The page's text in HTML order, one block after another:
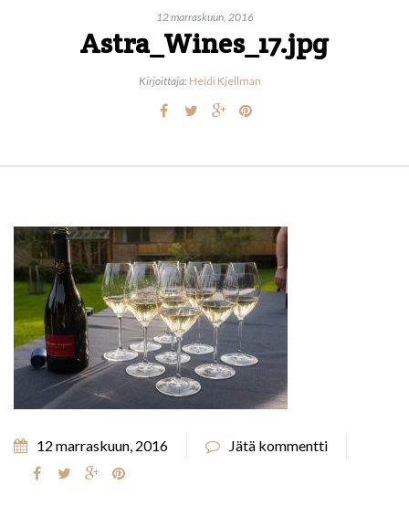
12 marraskuun, 2016
Astra_Wines_17.jpg
Kirjoittaja: Heidi Kjellman
12 marraskuun, 2016 Jätä kommentti